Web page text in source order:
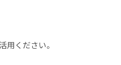
用ください。